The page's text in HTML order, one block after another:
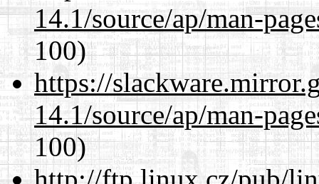
14.1/source/ap/man-
100)
https://
14.1/source/ap/man-
100)